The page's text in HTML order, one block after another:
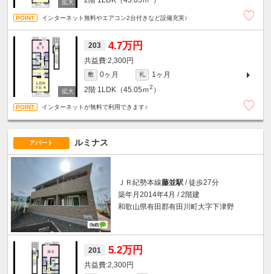
インターネット無料やエアコン2台付きなど設備充実♪
203 4.7万円
2,300円
敷 0ヶ月 礼
1ヶ月
2階 1LDK（45.05ｍ2 ）
インターネットが無料で利用できます♪
アパート ルミナス
ＪＲ紀勢本線藤並駅 / 徒歩27分
築年月2014年4月 / 2階建
和歌山県有田郡有田川町大字下津野
201 5.2万円
2,300円